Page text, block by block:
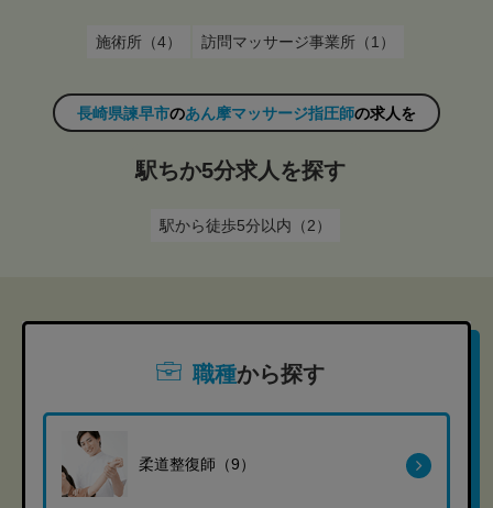
施術所（4） 訪問マッサージ事業所（1）
長崎県諫早市のあん摩マッサージ指圧師の求人を
駅ちか5分求人を探す
駅から徒歩5分以内（2）
職種から探す
柔道整復師（9）